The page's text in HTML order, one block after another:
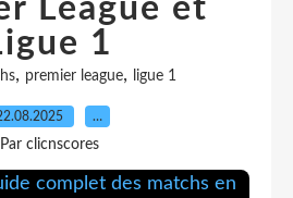
League et
1
, premier league, ligue 1
…
Par clicnscores